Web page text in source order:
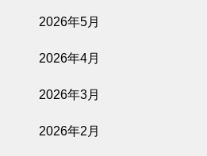
2026年5月
2026年4月
2026年3月
2026年2月